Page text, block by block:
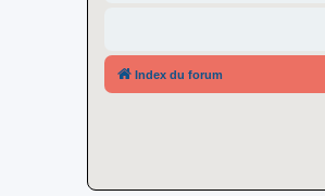
Index du forum